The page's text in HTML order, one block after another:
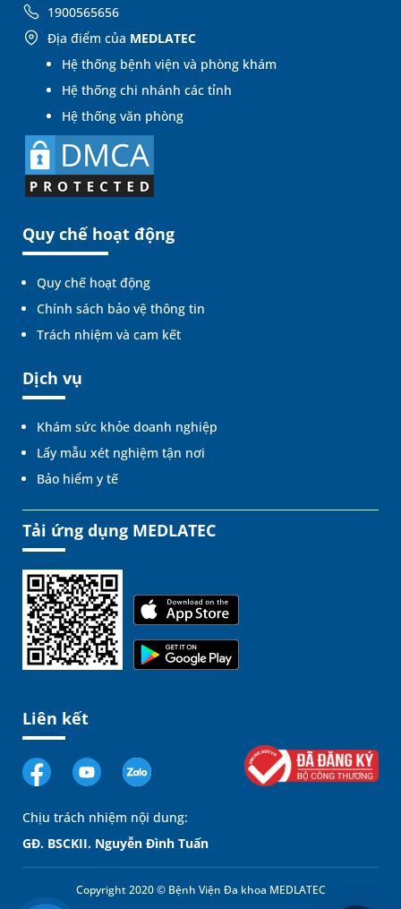
1900565656
Địa điểm của MEDLATEC
Hệ thống bệnh viện và phòng khám
Hệ thống chi nhánh các tỉnh
Hệ thống văn phòng
Quy chế hoạt động
Quy chế hoạt động
Chính sách bảo vệ thông tin
Trách nhiệm và cam kết
Dịch vụ
Khám sức khỏe doanh nghiệp
Lấy mẫu xét nghiệm tận nơi
Bảo hiểm y tế
Tải ứng dụng MEDLATEC
Liên kết
Chịu trách nhiệm nội dung:
GĐ. BSCKII. Nguyễn Đình Tuấn
Copyright 2020 © Bệnh Viện Đa khoa MEDLATEC